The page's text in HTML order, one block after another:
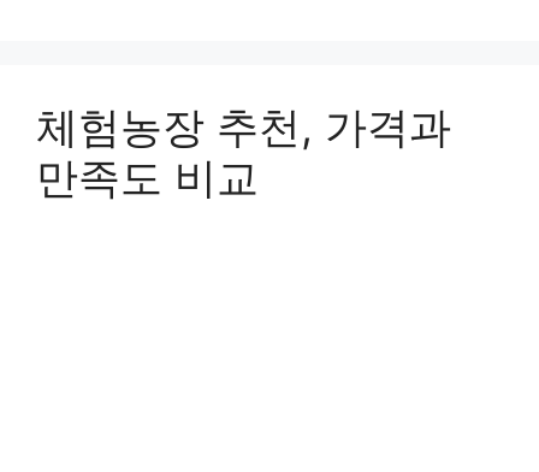
체험농장 추천, 가격과
만족도 비교